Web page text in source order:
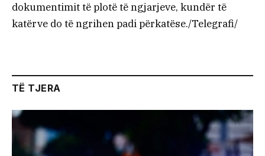
dokumentimit të plotë të ngjarjeve, kundër të
katërve do të ngrihen padi përkatëse./Telegrafi/
TË TJERA